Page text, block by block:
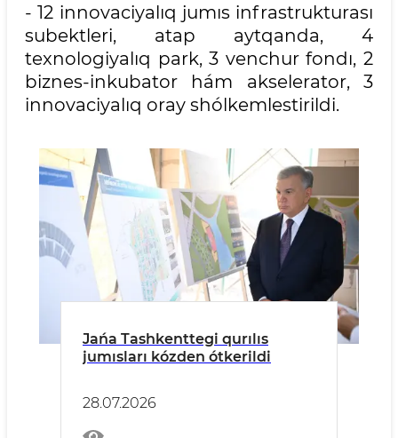
- 12 innovaciyalıq jumıs infrastrukturası
subektleri, atap aytqanda, 4
texnologiyalıq park, 3 venchur fondı, 2
biznes-inkubator hám akselerator, 3
innovaciyalıq oray shólkemlestirildi.
Jańa Tashkenttegi qurılıs
jumısları kózden ótkerildi
28.07.2026